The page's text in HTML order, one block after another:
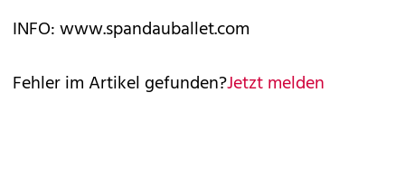
INFO: www.spandauballet.com
Fehler im Artikel gefunden?Jetzt melden